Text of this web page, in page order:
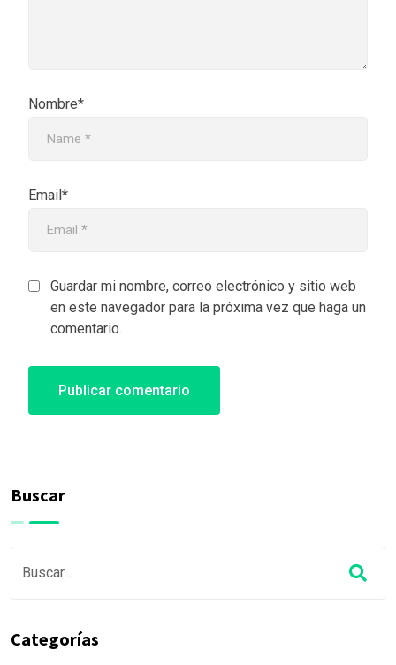
Nombre*
Email*
Guardar mi nombre, correo electrónico y sitio web
en este navegador para la próxima vez que haga un
comentario.
Buscar
Categorías